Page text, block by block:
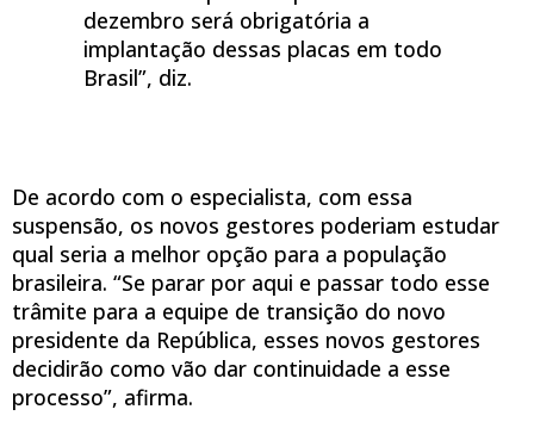
dezembro será obrigatória a
implantação dessas placas em todo
Brasil”, diz.
De acordo com o especialista, com essa
suspensão, os novos gestores poderiam estudar
qual seria a melhor opção para a população
brasileira. “Se parar por aqui e passar todo esse
trâmite para a equipe de transição do novo
presidente da República, esses novos gestores
decidirão como vão dar continuidade a esse
processo”, afirma.